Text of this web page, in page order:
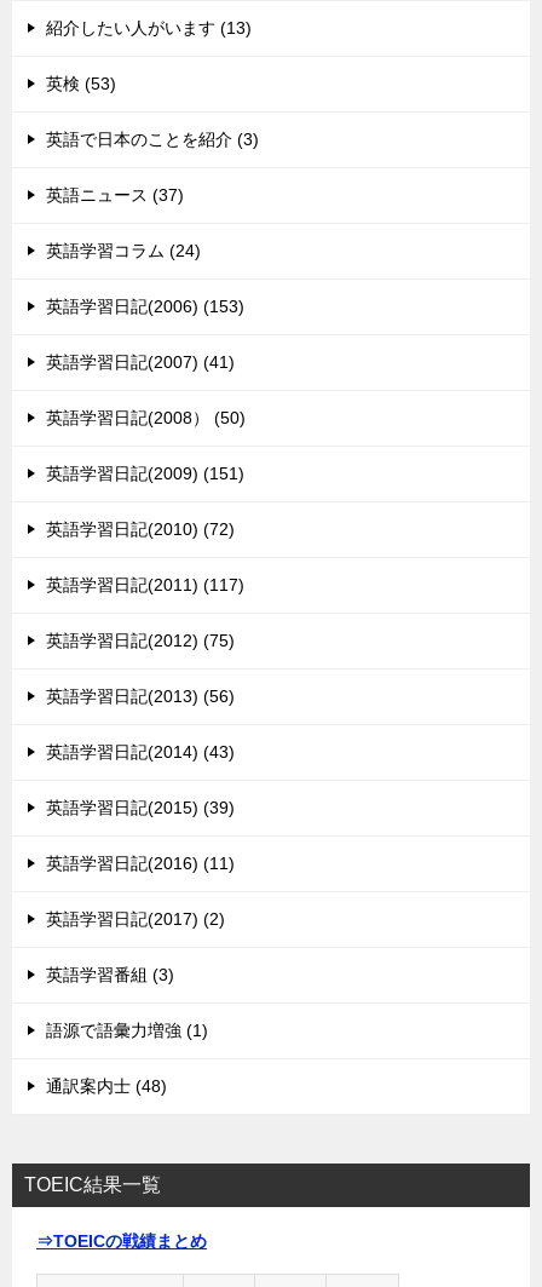
紹介したい人がいます (13)
英検 (53)
英語で日本のことを紹介 (3)
英語ニュース (37)
英語学習コラム (24)
英語学習日記(2006) (153)
英語学習日記(2007) (41)
英語学習日記(2008） (50)
英語学習日記(2009) (151)
英語学習日記(2010) (72)
英語学習日記(2011) (117)
英語学習日記(2012) (75)
英語学習日記(2013) (56)
英語学習日記(2014) (43)
英語学習日記(2015) (39)
英語学習日記(2016) (11)
英語学習日記(2017) (2)
英語学習番組 (3)
語源で語彙力増強 (1)
通訳案内士 (48)
TOEIC結果一覧
⇒TOEICの戦績まとめ